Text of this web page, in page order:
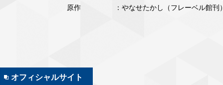
原作
：やなせたかし（フレーベル館刊）
オフィシャルサイト